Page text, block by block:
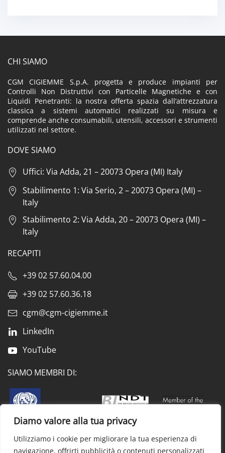
Diamo valore alla tua privacy
Utilizziamo i cookie per migliorare la tua esperienza di
navigazione, offrirti pubblicità o contenuti personalizzati
CHI SIAMO
CGM CIGIEMME S.p.A. progetta e produce impianti per
Controlli Non Distruttivi con Particelle Magnetiche e con
Liquidi Penetranti: la nostra offerta spazia dall’attrezzatura
classica a sistemi automatici realizzati su misura e
comprende anche consumabili, utensili, accessori e strumenti
utilizzati nel settore.
DOVE SIAMO
Uffici: Via Adda, 21 – 20073 Opera (MI) Italy
Stabilimento 1: Via Serio, 2 – 20073 Opera (MI) –
Italy
Stabilimento 2: Via Adda, 20 – 20073 Opera (MI) –
Italy
RECAPITI
+39 02 57.60.04.00
+39 02 57.60.36.18
cgm@cgm-cigiemme.it
LinkedIn
YouTube
SIAMO MEMBRI DI:
Privacy & cookie policy Trattamento dei dati personali